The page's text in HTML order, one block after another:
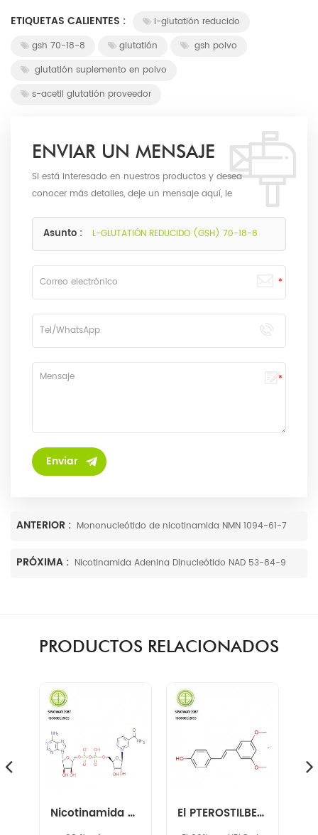
ETIQUETAS CALIENTES :
l-glutatión reducido
gsh 70-18-8
glutatión
gsh polvo
glutatión suplemento en polvo
s-acetil glutatión proveedor
ENVIAR UN MENSAJE
Si está interesado en nuestros productos y desea
conocer más detalles, deje un mensaje aquí, le
Asunto : L-GLUTATIÓN REDUCIDO (GSH) 70-18-8
ANTERIOR : Mononucleótido de nicotinamida NMN 1094-61-7
PRÓXIMA : Nicotinamida Adenina Dinucleótido NAD 53-84-9
PRODUCTOS RELACIONADOS
Nicotinamida Adenina Dinucleótido NAD 53-84-9 El PTEROSTILBENO 537-42-8